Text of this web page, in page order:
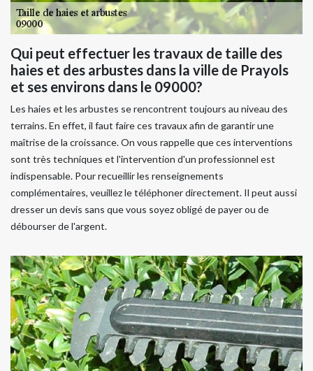
Qui peut effectuer les travaux de taille des
haies et des arbustes dans la ville de Prayols
et ses environs dans le 09000?
Les haies et les arbustes se rencontrent toujours au niveau des
terrains. En effet, il faut faire ces travaux afin de garantir une
maîtrise de la croissance. On vous rappelle que ces interventions
sont très techniques et l'intervention d'un professionnel est
indispensable. Pour recueillir les renseignements
complémentaires, veuillez le téléphoner directement. Il peut aussi
dresser un devis sans que vous soyez obligé de payer ou de
débourser de l'argent.